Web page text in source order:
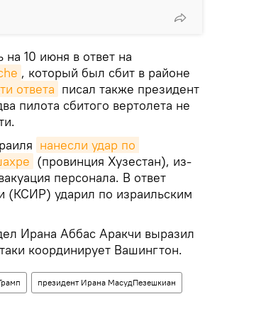
10 июня в ответ на
, который был сбит в районе
ответа писал также президент
пилота сбитого вертолета не
нанесли удар по
(провинция Хузестан), из-
персонала. В ответ
(КСИР) ударил по израильским
Ирана Аббас Аракчи выразил
координирует Вашингтон.
президент Ирана МасудПезешкиан